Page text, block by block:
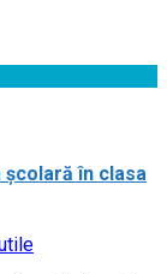
în clasa